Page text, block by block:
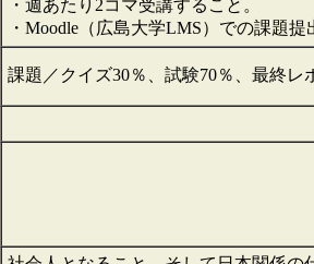
・週あたり2コマ受講すること。
・Moodle（広島大学LMS）での課題
課題／クイズ30％、試験70％、最終レ